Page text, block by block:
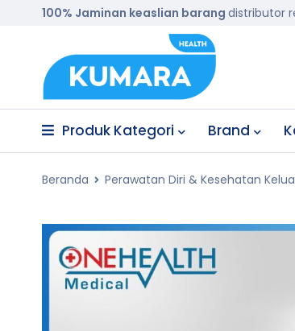
100% Jaminan keaslian barang distributor
Produk Kategori Brand
Beranda Perawatan Diri & Kesehatan